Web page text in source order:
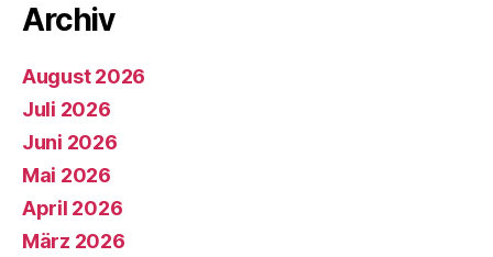
Archiv
August 2026
Juli 2026
Juni 2026
Mai 2026
April 2026
März 2026